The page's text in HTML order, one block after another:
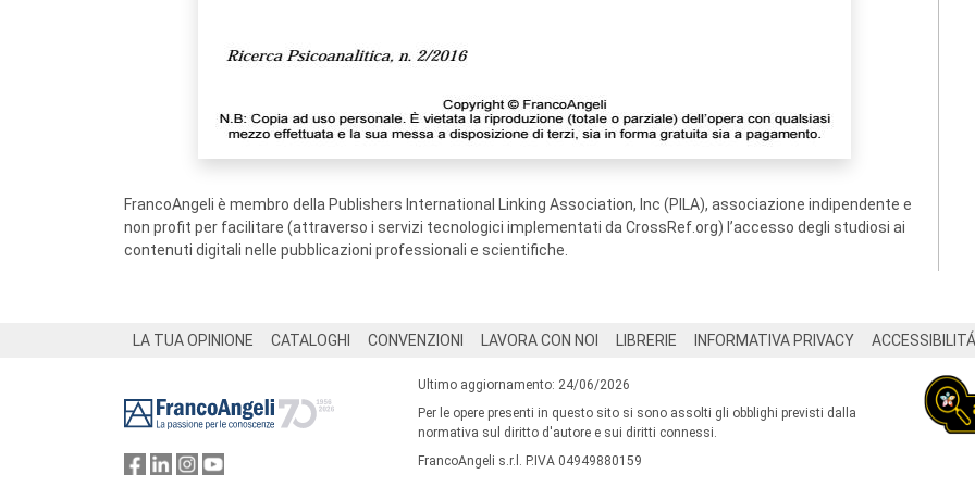
FrancoAngeli è membro della Publishers International Linking Association, Inc (PILA), associazione indipendente e
non profit per facilitare (attraverso i servizi tecnologici implementati da CrossRef.org) l’accesso degli studiosi ai
contenuti digitali nelle pubblicazioni professionali e scientifiche.
LA TUA OPINIONE CATALOGHI CONVENZIONI LAVORA CON NOI LIBRERIE INFORMATIVA PRIVACY ACCESSIBILITÁ
Ultimo aggiornamento: 24/06/2026
Per le opere presenti in questo sito si sono assolti gli obblighi previsti dalla
normativa sul diritto d'autore e sui diritti connessi.
FrancoAngeli s.r.l. P.IVA 04949880159